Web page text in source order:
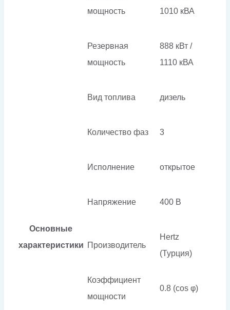
Основные
характеристики
мощность
1010 кВА
Резервная
мощность
888 кВт /
1110 кВА
Вид топлива дизель
Количество фаз 3
Исполнение открытое
Напряжение 400 В
Производитель
Hertz
(Турция)
Коэффициент
мощности
0.8 (cos φ)